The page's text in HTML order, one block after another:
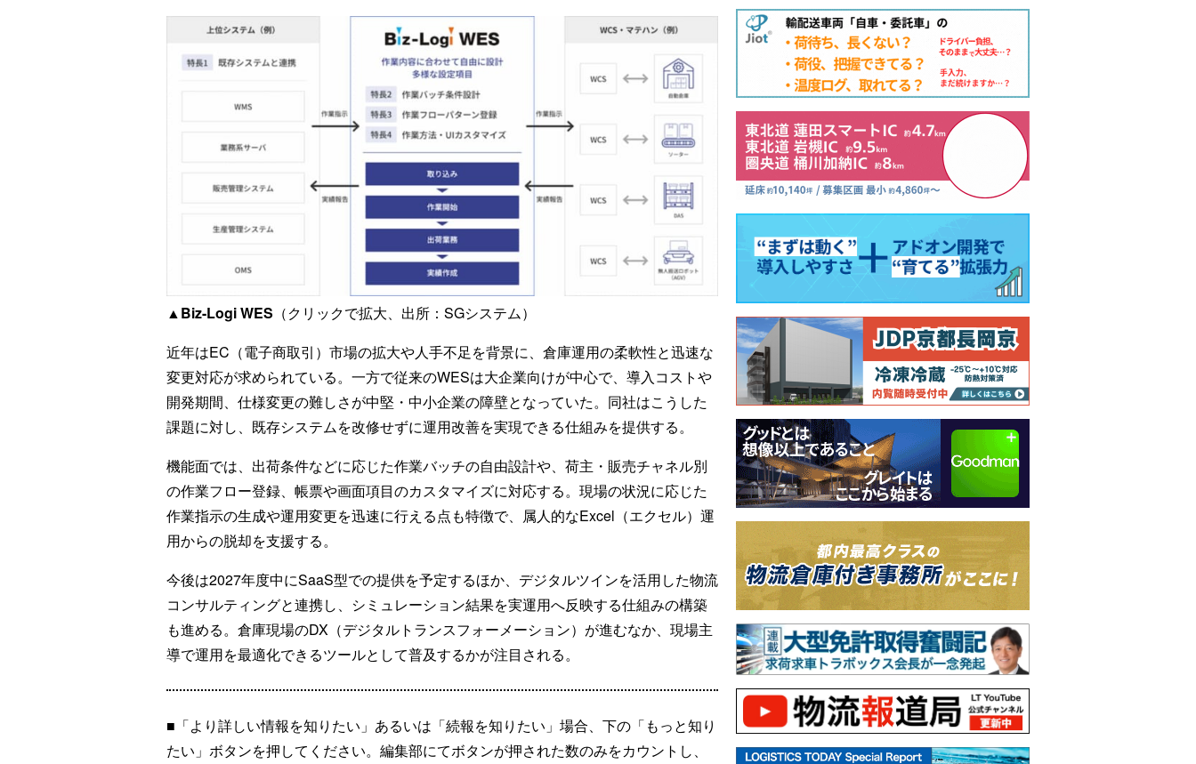
▲Biz-Logi WES （クリックで拡大、出所：SGシステム）
近年はEC（電子商取引）市場の拡大や人手不足を背景に、倉庫運用の柔軟性と迅速な
変更対応が求められている。一方で従来のWESは大企業向けが中心で、導入コストや
開発期間、仕様変更の難しさが中堅・中小企業の障壁となっていた。同社はこうした
課題に対し、既存システムを改修せずに運用改善を実現できる仕組みを提供する。
機能面では、出荷条件などに応じた作業バッチの自由設計や、荷主・販売チャネル別
の作業フロー登録、帳票や画面項目のカスタマイズに対応する。現場の状況に応じた
作業指示の生成や運用変更を迅速に行える点も特徴で、属人的なExcel（エクセル）運
用からの脱却を支援する。
今後は2027年度中にSaaS型での提供を予定するほか、デジタルツインを活用した物流
コンサルティングと連携し、シミュレーション結果を実運用へ反映する仕組みの構築
も進める。倉庫現場のDX（デジタルトランスフォーメーション）が進むなか、現場主
導で運用を最適化できるツールとして普及するかが注目される。
■「より詳しい情報を知りたい」あるいは「続報を知りたい」場合、下の「もっと知り
たい」ボタンを押してください。編集部にてボタンが押された数のみをカウントし、